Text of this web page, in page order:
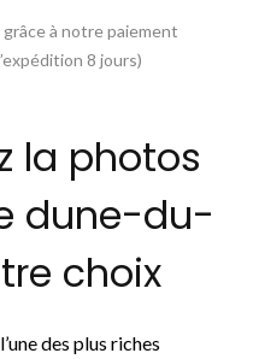
à notre paiement
8 jours)
la photos
dune-du-
choix
des plus riches